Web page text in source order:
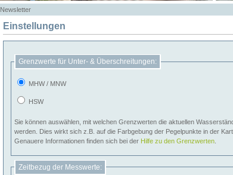
Newsletter
Einstellungen
Grenzwerte für Unter- & Überschreitungen:
MHW / MNW
HSW
Sie können auswählen, mit welchen Grenzwerten die aktuellen
werden. Dies wirkt sich z.B. auf die Farbgebung der Pegelpunkte in der
Genauere Informationen finden sich bei der Hilfe zu den Grenzwerten
Zeitbezug der Messwerte: